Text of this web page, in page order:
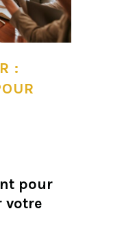
:
pour
votre